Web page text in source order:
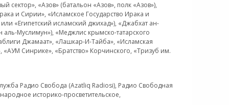
«Азов» (батальон «Азов», полк «Азов»),
и Сирии», «Исламское Государство Ирака и
«Египетский исламский джихад»), «Джабхат ан-
Муслимун»), «Меджлис крымско-татарского
Джамаат», «Лашкар-И-Тайба», «Исламская
Синрике», «Братство» Корчинского, «Тризуб им.
Радио Свобода (Azatliq Radiosi), Радио Свободная
историко-просветительское,